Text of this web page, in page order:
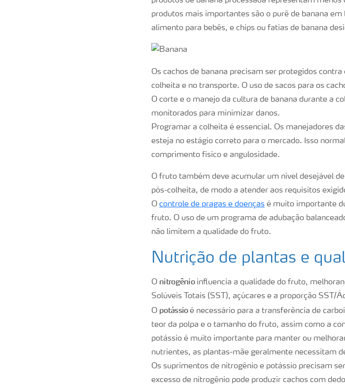
produtos mais importantes são o purê de banana
alimento para bebês, e chips ou fatias de banana
Os cachos de banana precisam ser protegidos
colheita e no transporte. O uso de sacos para os
O corte e o manejo da cultura de banana durante a
monitorados para minimizar danos.
Programar a colheita é essencial. Os manejadores
esteja no estágio correto para o mercado. Isso
comprimento físico e angulosidade.
O fruto também deve acumular um nível desejável
pós-colheita, de modo a atender aos requisitos
O controle de pragas e doenças é muito importante
fruto. O uso de um programa de adubação
não limitem a qualidade do fruto.
Nutrição de plantas e
O nitrogênioinfluencia a qualidade do fruto,
Solúveis Totais (SST), açúcares e a proporção SST/
O potássioé necessário para a transferência de
teor da polpa e o tamanho do fruto, assim como a
potássio é muito importante para manter ou
nutrientes, as plantas-mãe geralmente necessitam
Os suprimentos de nitrogênio e potássio precisam
excesso de nitrogênio pode produzir cachos com